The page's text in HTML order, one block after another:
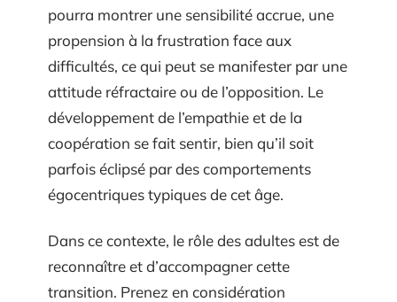
pourra montrer une sensibilité accrue, une
propension à la frustration face aux
difficultés, ce qui peut se manifester par une
attitude réfractaire ou de l’opposition. Le
développement de l’empathie et de la
coopération se fait sentir, bien qu’il soit
parfois éclipsé par des comportements
égocentriques typiques de cet âge.
Dans ce contexte, le rôle des adultes est de
reconnaître et d’accompagner cette
transition. Prenez en considération